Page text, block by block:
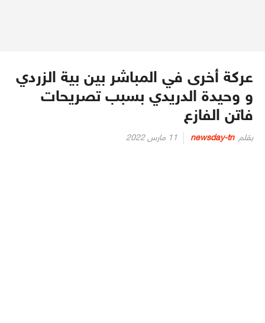
عركة أخرى في المباشر بين بية الزردي
و وحيدة الدريدي بسبب تصريحات
فاتن الفازع
بقلم newsday-tn
Posted
11 مارس 2022